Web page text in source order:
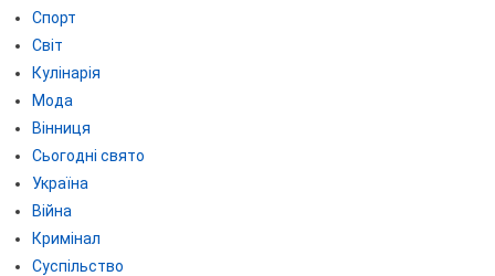
Спорт
Світ
Кулінарія
Мода
Вінниця
Сьогодні свято
Україна
Війна
Кримінал
Суспільство